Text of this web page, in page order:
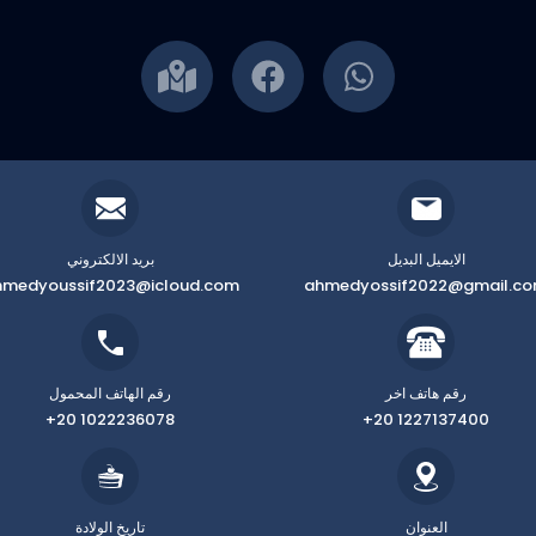
بريد الالكتروني الايميل البديل
رقم الهاتف المحمول
+20 1022236078
رقم هاتف اخر
+20 1227137400
تاريخ الولادة العنوان